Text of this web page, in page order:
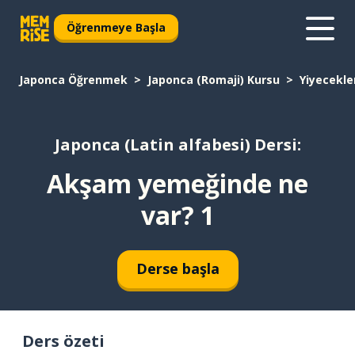
Öğrenmeye Başla
Japonca Öğrenmek Japonca (Romaji) Kursu
Japonca (Latin alfabesi) Dersi:
Akşam yemeğinde ne
var? 1
Derse başla
Ders özeti